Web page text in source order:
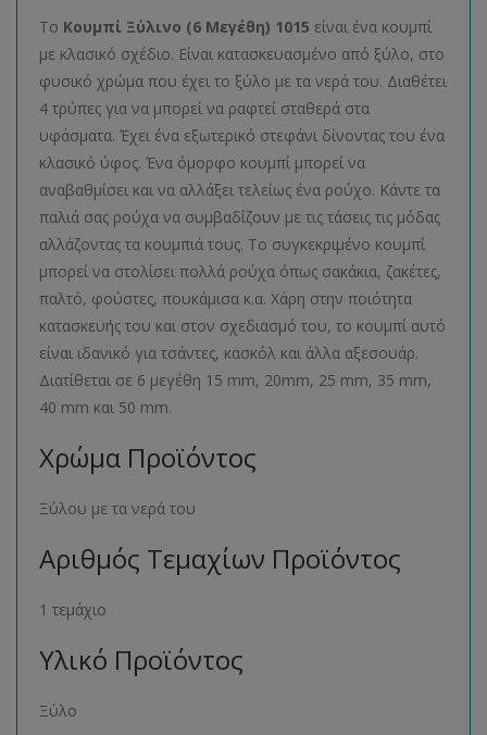
Το Κουμπί Ξύλινο (6 Μεγέθη) 1015 είναι ένα κουμπί
με κλασικό σχέδιο. Είναι κατασκευασμένο από ξύλο, στο
φυσικό χρώμα που έχει το ξύλο με τα νερά του. Διαθέτει
4 τρύπες για να μπορεί να ραφτεί σταθερά στα
υφάσματα. Έχει ένα εξωτερικό στεφάνι δίνοντας του ένα
κλασικό ύφος. Ένα όμορφο κουμπί μπορεί να
αναβαθμίσει και να αλλάξει τελείως ένα ρούχο. Κάντε τα
παλιά σας ρούχα να συμβαδίζουν με τις τάσεις τις μόδας
αλλάζοντας τα κουμπιά τους. Το συγκεκριμένο κουμπί
μπορεί να στολίσει πολλά ρούχα όπως σακάκια, ζακέτες,
παλτό, φούστες, πουκάμισα κ.α. Χάρη στην ποιότητα
κατασκευής του και στον σχεδιασμό του, το κουμπί αυτό
είναι ιδανικό για τσάντες, κασκόλ και άλλα αξεσουάρ.
Διατίθεται σε 6 μεγέθη 15 mm, 20mm, 25 mm, 35 mm,
40 mm και 50 mm.
Χρώμα Προϊόντος
Ξύλου με τα νερά του
Αριθμός Τεμαχίων Προϊόντος
1 τεμάχιο
Υλικό Προϊόντος
Ξύλο